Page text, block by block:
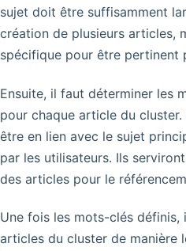
sujet doit être suffisamment
création de plusieurs articles,
spécifique pour être pertinent
Ensuite, il faut déterminer les
pour chaque article du
être en lien avec le sujet
par les utilisateurs. Ils
des articles pour le
Une fois les mots-clés définis,
articles du cluster de manière